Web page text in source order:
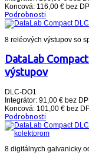
Koncová: 116,00 € bez
Podrobnosti
8 reléových výstupov so
DataLab
výstupov
DLC-DO1
Integrátor: 91,00 € bez
Koncová: 101,00 € bez
Podrobnosti
8 digitálnych galvanicky